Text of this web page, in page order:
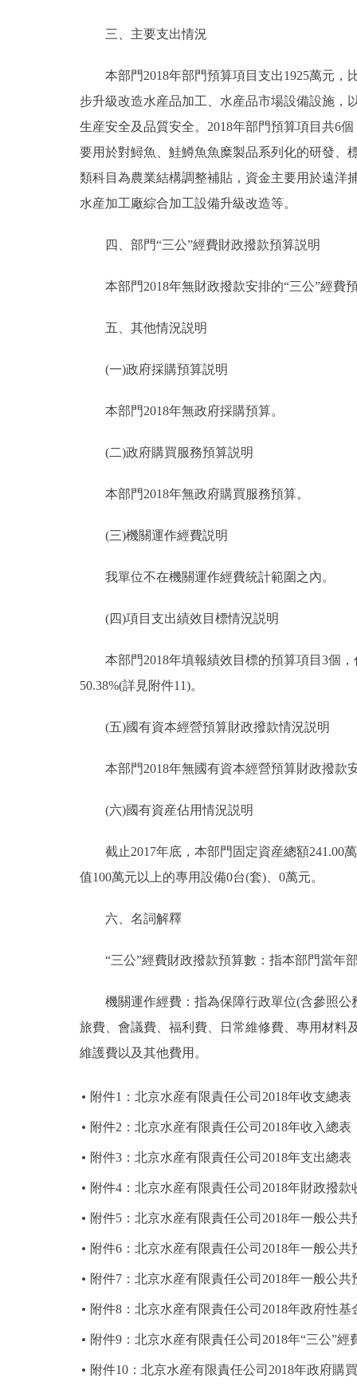
北京概況
綠色北京
多語種
ENGLISH
DEUTSCH
ESPAÑOL
三、主要支出情況
本部門2018年部門預算項目支出1925萬元，比
步升級改造水産品加工、水産品市場設備設施，
生産安全及品質安全。2018年部門預算項目共6
要用於對鱘魚、鮭鱒魚魚糜製品系列化的研發、
類科目為農業結構調整補貼，資金主要用於遠洋
水産加工廠綜合加工設備升級改造等。
四、部門“三公”經費財政撥款預算説明
本部門2018年無財政撥款安排的“三公”經費
五、其他情況説明
(一)政府採購預算説明
本部門2018年無政府採購預算。
(二)政府購買服務預算説明
本部門2018年無政府購買服務預算。
(三)機關運作經費説明
我單位不在機關運作經費統計範圍之內。
(四)項目支出績效目標情況説明
本部門2018年填報績效目標的預算項目3個，
50.38%(詳見附件11)。
(五)國有資本經營預算財政撥款情況説明
本部門2018年無國有資本經營預算財政撥款
(六)國有資産佔用情況説明
截止2017年底，本部門固定資産總額241.00萬
值100萬元以上的專用設備0台(套)、0萬元。
六、名詞解釋
“三公”經費財政撥款預算數：指本部門當年部
機關運作經費：指為保障行政單位(含參照公
旅費、會議費、福利費、日常維修費、專用材料
維護費以及其他費用。
附件1：北京水産有限責任公司2018年收支總表
附件2：北京水産有限責任公司2018年收入總表
附件3：北京水産有限責任公司2018年支出總表
附件4：北京水産有限責任公司2018年財政撥款
附件5：北京水産有限責任公司2018年一般公共
附件6：北京水産有限責任公司2018年一般公共
附件7：北京水産有限責任公司2018年一般公共
附件8：北京水産有限責任公司2018年政府性基
附件9：北京水産有限責任公司2018年“三公”經
附件10：北京水産有限責任公司2018年政府購